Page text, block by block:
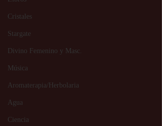
Cristales
Stargate
Divino Femenino y Masc.
Música
Aromaterapia/Herbolaria
Agua
Ciencia